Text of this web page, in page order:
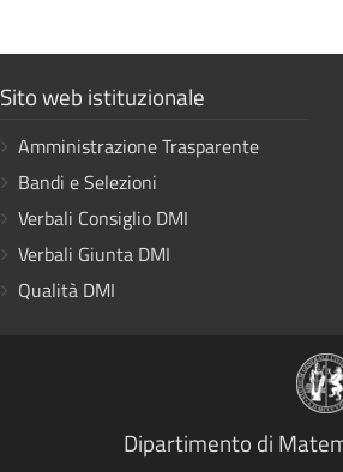
Mostra
Sito web istituzionale
Amministrazione Trasparente
Bandi e Selezioni
Verbali Consiglio DMI
Verbali Giunta DMI
Qualità DMI
Dipartimento di